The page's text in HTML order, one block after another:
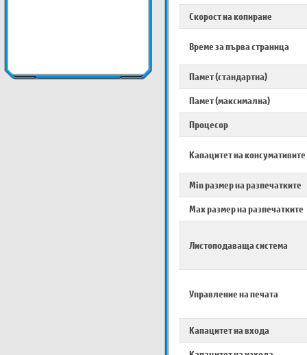
Скорост на копиране
Време за първа страница
Памет (стандартна)
Памет (максимална)
Процесор
Капацитет на консумативите
Min размер на разпечатките
Max размер на разпечатките
Листоподаваща система
Управление на печата
Капацитет на входа